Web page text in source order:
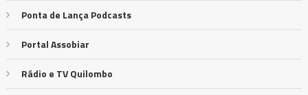
Ponta de Lança Podcasts
Portal Assobiar
Rádio e TV Quilombo